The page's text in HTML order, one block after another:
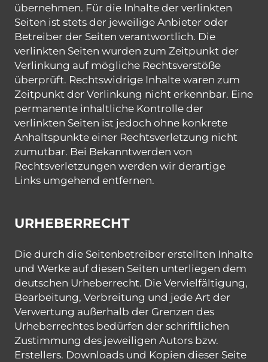
übernehmen. Für die Inhalte der verlinkten
Seiten ist stets der jeweilige Anbieter oder
Betreiber der Seiten verantwortlich. Die
verlinkten Seiten wurden zum Zeitpunkt der
Verlinkung auf mögliche Rechtsverstöße
überprüft. Rechtswidrige Inhalte waren zum
Zeitpunkt der Verlinkung nicht erkennbar. Eine
permanente inhaltliche Kontrolle der
verlinkten Seiten ist jedoch ohne konkrete
Anhaltspunkte einer Rechtsverletzung nicht
zumutbar. Bei Bekanntwerden von
Rechtsverletzungen werden wir derartige
Links umgehend entfernen.
URHEBERRECHT
Die durch die Seitenbetreiber erstellten Inhalte
und Werke auf diesen Seiten unterliegen dem
deutschen Urheberrecht. Die Vervielfältigung,
Bearbeitung, Verbreitung und jede Art der
Verwertung außerhalb der Grenzen des
Urheberrechtes bedürfen der schriftlichen
Zustimmung des jeweiligen Autors bzw.
Erstellers. Downloads und Kopien dieser Seite